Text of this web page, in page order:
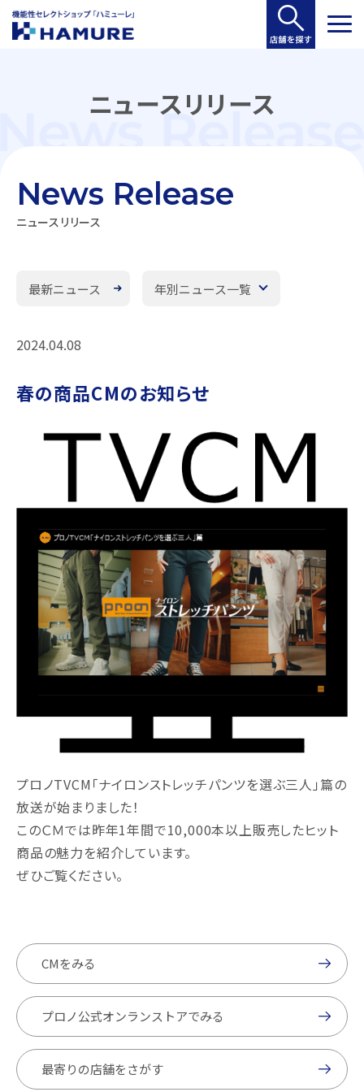
ニュースリリース
ニュースリリース
News Release
最新ニュース 年別ニュース一覧
2024.04.08
春の商品CMのお知らせ
プロノTVCM「ナイロンストレッチパンツを選ぶ三人」篇の
放送が始まりました！
このＣＭでは昨年1年間で10,000本以上販売したヒット
商品の魅力を紹介しています。
ぜひご覧ください。
CMをみる
プロノ公式オンランストアでみる
最寄りの店舗をさがす